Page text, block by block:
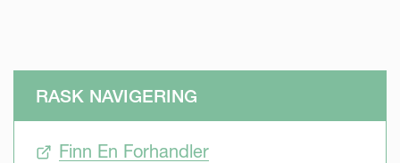
RASK NAVIGERING
Finn En Forhandler